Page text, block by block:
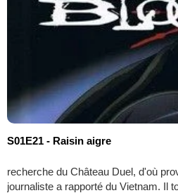
S01E21 - Raisin aigre
recherche du Château Duel, d'où
journaliste a rapporté du Vietnam. Il